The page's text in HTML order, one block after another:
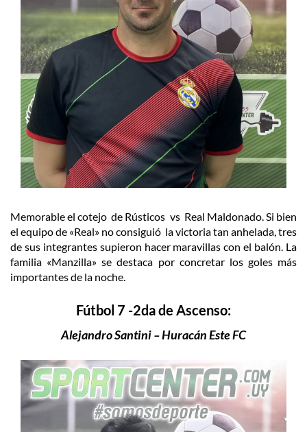
Memorable el cotejo de Rústicos vs Real Maldonado. Si bien
el equipo de «Real» no consiguió la victoria tan anhelada, tres
de sus integrantes supieron hacer maravillas con el balón. La
familia «Manzilla» se destaca por concretar los goles más
importantes de la noche.
Fútbol 7 -2da de Ascenso:
Alejandro Santini – Huracán Este FC